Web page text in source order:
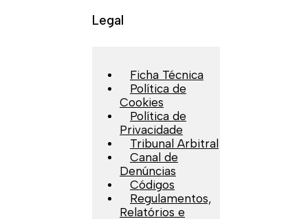
Legal
Ficha Técnica
Política de
Cookies
Política de
Privacidade
Tribunal Arbitral
Canal de
Denúncias
Códigos
Regulamentos,
Relatórios e